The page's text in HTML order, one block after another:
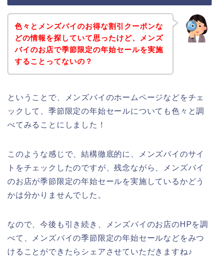
色々とメンズバイのお得な割引クーポンな
どの情報を探していて思ったけど、メンズ
バイのお店で季節限定の年始セールを実施
することってないの？
ということで、メンズバイのホームページなどをチェ
ックして、季節限定の年始セールについても色々と調
べてみることにしました！
このような感じで、結構徹底的に、メンズバイのサイ
トをチェックしたのですが、残念ながら、メンズバイ
のお店が季節限定の年始セールを実施しているかどう
かは分かりませんでした。
なので、今後も引き続き、メンズバイのお店のHPを調
べて、メンズバイの季節限定の年始セールなどをみつ
けることができたらシェアさせていただきますね♪